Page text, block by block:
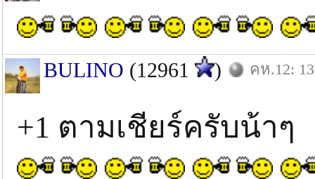
BULINO (12961 ) คห.12:
+1 ตามเชียร์ครับน้าๆ